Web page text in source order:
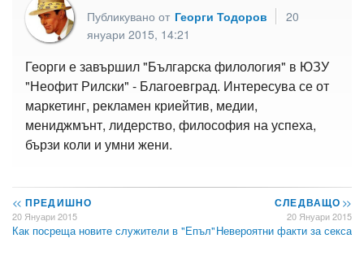
Публикувано от Георги Тодоров
20
януари 2015, 14:21
Георги е завършил "Българска филология" в ЮЗУ
"Неофит Рилски" - Благоевград. Интересува се от
маркетинг, рекламен криейтив, медии,
мениджмънт, лидерство, философия на успеха,
бързи коли и умни жени.
<< ПРЕДИШНО
20 Януари 2015
Как посреща новите служители в "Епъл"
СЛЕДВАЩО>>
20 Януари 2015
Невероятни факти за секса